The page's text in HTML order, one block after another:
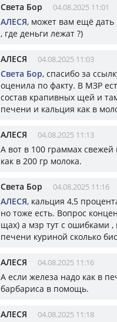
Света Бор 04.08.2025 11:01
АЛЕСЯ, может вам ещё
, где деньги лежат ?)
АЛЕСЯ 04.08.2025 11:03
Света Бор, спасибо за
оценила по факту. В МЗР
состав крапивных щей и
печени и кальция как в
АЛЕСЯ 04.08.2025 11:13
А вот в 100 граммах
как в 200 гр молока.
Света Бор 04.08.2025 11:16
АЛЕСЯ, кальция 4,5
но тоже есть. Вопрос
щах) а мзр тут с ошибками ,
печени куриной сколько
АЛЕСЯ 04.08.2025 11:16
А если железа надо как в
барбариса в помощь.
АЛЕСЯ 04.08.2025 11:18